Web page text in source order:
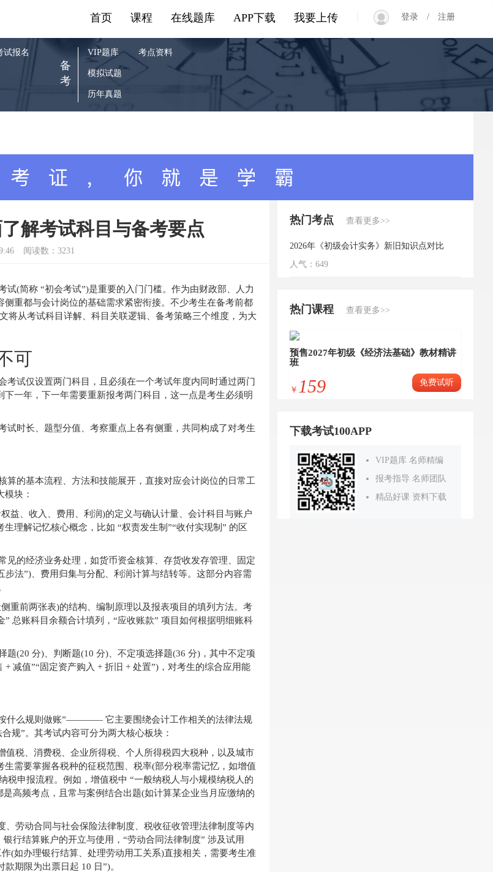
登录 / 注册
我要上传
APP下载
在线题库
课程
首页
试报名
备
考
VIP题库
模拟试题
历年真题
考点资料
解考试科目与备考要点
阅读数：3231
(简称 “初会考试”)是重要的入门门槛。作为由财政部、人力
重都与会计岗位的基础需求紧密衔接。不少考生在备考前都
将从考试科目详解、科目关联逻辑、备考策略三个维度，为大
可
试仅设置两门科目，且必须在一个考试年度内同时通过两门
一年，下一年需要重新报考两门科目，这一点是考生必须明
时长、题型分值、考察重点上各有侧重，共同构成了对考生
算的基本流程、方法和技能展开，直接对应会计岗位的日常工
块：
益、收入、费用、利润)的定义与确认计量、会计科目与账户
理解记忆核心概念，比如 “权责发生制”“收付实现制” 的区
的经济业务处理，如货币资金核算、存货收发存管理、固定
法”)、费用归集与分配、利润计算与结转等。这部分内容需
重前两张表)的结构、编制原理以及报表项目的填列方法。考
总账科目余额合计填列，“应收账款” 项目如何根据明细账科
(20 分)、判断题(10 分)、不定项选择题(36 分)，其中不定项
减值”“固定资产购入 + 折旧 + 处置”)，对考生的综合应用能
什么规则做账”———— 它主要围绕会计工作相关的法律法规
规”。其考试内容可分为两大核心板块：
税、消费税、企业所得税、个人所得税四大税种，以及城市
需要掌握各税种的征税范围、税率(部分税率需记忆，如增值
申报流程。例如，增值税中 “一般纳税人与小规模纳税人的
高频考点，且常与案例结合出题(如计算某企业当月应缴纳的
劳动合同与社会保险法律制度、税收征收管理法律制度等内
行结算账户的开立与使用，“劳动合同法律制度” 涉及试用
(如办理银行结算、处理劳动用工关系)直接相关，需要考生准
期限为出票日起 10 日”)。
热门考点 查看更多>>
2026年《初级会计实务》新旧知识点对比
人气：649
热门课程 查看更多>>
预售2027年初级《经济法基础》教材精讲
班
￥ 159 免费试听
下载考试100APP
VIP题库 名师精编
报考指导 名师团队
精品好课 资料下载